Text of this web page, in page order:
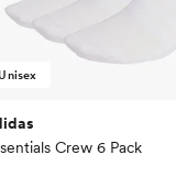
Unisex
Crew 6 Pack